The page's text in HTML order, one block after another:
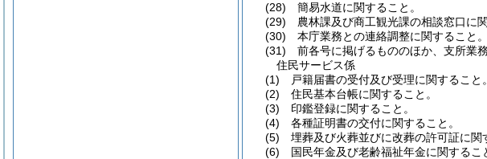
(28) 簡易水道に関すること。
(29) 農林課及び商工観光課の相談窓口に
(30) 本庁業務との連絡調整に関すること。
(31) 前各号に掲げるもののほか、支所業
住民サービス係
(1) 戸籍届書の受付及び受理に関すること。
(2) 住民基本台帳に関すること。
(3) 印鑑登録に関すること。
(4) 各種証明書の交付に関すること。
(5) 埋葬及び火葬並びに改葬の許可証に関
(6) 国民年金及び老齢福祉年金に関するこ